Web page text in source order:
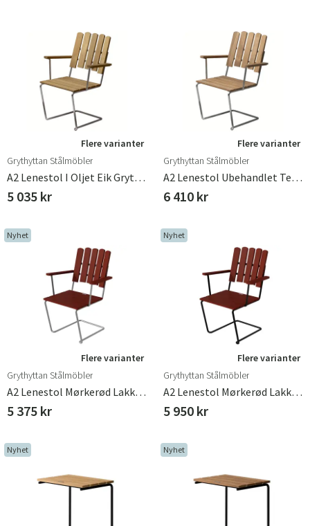
Flere varianter
Grythyttan Stålmöbler
A2 Lenestol I Oljet Eik Grythyttan Stålmöbler
5 035 kr
Flere varianter
Grythyttan Stålmöbler
A2 Lenestol Ubehandlet Teak / Varmegalvanisert Stativ Grythyttan Stålmöbler
6 410 kr
Nyhet
Flere varianter
Grythyttan Stålmöbler
A2 Lenestol Mørkerød Lakkert Eik / Galvanisert
5 375 kr
Nyhet
Flere varianter
Grythyttan Stålmöbler
A2 Lenestol Mørkerød Lakkert Eik / Svart
5 950 kr
Nyhet Nyhet